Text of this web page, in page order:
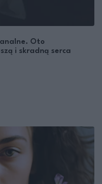
Oto
i skradną serca